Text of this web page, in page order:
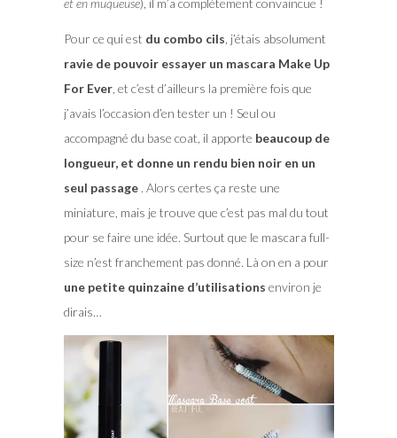
et en muqueuse), il m’a complètement convaincue !
Pour ce qui est du combo cils , j’étais absolument
ravie de pouvoir essayer un mascara Make Up
For Ever, et c’est d’ailleurs la première fois que
j’avais l’occasion d’en tester un ! Seul ou
accompagné du base coat, il apporte beaucoup de
longueur, et donne un rendu bien noir en un
seul passage. Alors certes ça reste une
miniature, mais je trouve que c’est pas mal du tout
pour se faire une idée. Surtout que le mascara full-
size n’est franchement pas donné. Là on en a pour
une petite quinzaine d’utilisations environ je
dirais…